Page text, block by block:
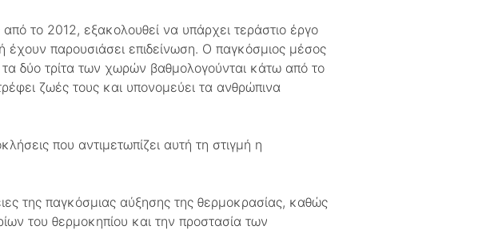
το 2012, εξακολουθεί να υπάρχει τεράστιο έργο
έχουν παρουσιάσει επιδείνωση. Ο παγκόσμιος μέσος
δύο τρίτα των χωρών βαθμολογούνται κάτω από το
ζωές τους και υπονομεύει τα ανθρώπινα
που αντιμετωπίζει αυτή τη στιγμή η
της παγκόσμιας αύξησης της θερμοκρασίας, καθώς
του θερμοκηπίου και την προστασία των